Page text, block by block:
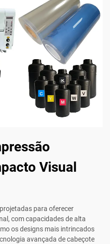
Visual
para oferecer
com capacidades de alta
os designs mais intrincados
avançada de cabeçote